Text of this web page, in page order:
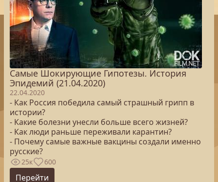
Самые Шокирующие Гипотезы. История
Эпидемий (21.04.2020)
22.04.2020
- Как Россия победила самый страшный грипп в
истории?
- Какие болезни унесли больше всего жизней?
- Как люди раньше переживали карантин?
- Почему самые важные вакцины создали именно
русские?
25к 600
Перейти